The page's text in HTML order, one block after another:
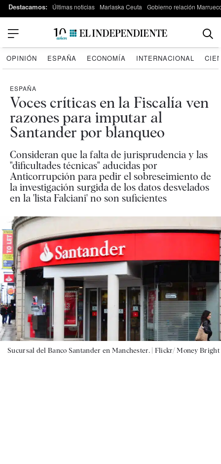
Destacamos: Últimas noticias Marlaska Ceuta Gobierno relación
OPINIÓN ESPAÑA ECONOMÍA INTERNACIONAL
ESPAÑA
Voces críticas en la Fiscalía ven
razones para imputar al
Santander por blanqueo
Consideran que la falta de jurisprudencia y las
"dificultades técnicas" aducidas por
Anticorrupción para pedir el sobreseimiento de
la investigación surgida de los datos desvelados
en la 'lista Falciani' no son suficientes
Sucursal del Banco Santander en Manchester. | Flickr/ Money Bright